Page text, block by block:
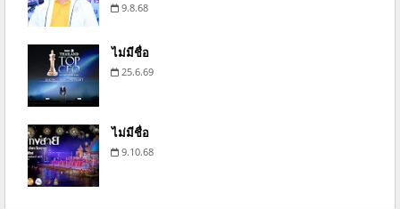
9.8.68
ไม่มีชื่อ
25.6.69
ไม่มีชื่อ
9.10.68